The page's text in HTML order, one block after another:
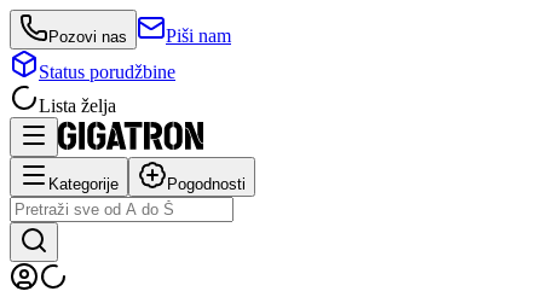
Pozovi nas
Piši nam
Status porudžbine
Lista želja
Kategorije Pogodnosti